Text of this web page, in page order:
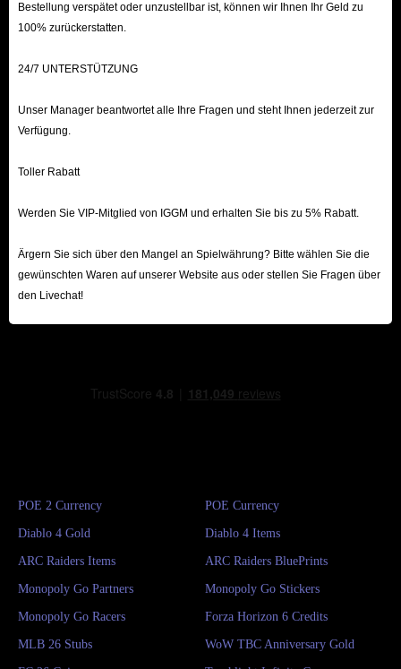
Bestellung verspätet oder unzustellbar ist, können wir Ihnen Ihr Geld zu
100% zurückerstatten.
24/7 UNTERSTÜTZUNG
Unser Manager beantwortet alle Ihre Fragen und steht Ihnen jederzeit zur
Verfügung.
Toller Rabatt
Werden Sie VIP-Mitglied von IGGM und erhalten Sie bis zu 5% Rabatt.
Ärgern Sie sich über den Mangel an Spielwährung? Bitte wählen Sie die
gewünschten Waren auf unserer Website aus oder stellen Sie Fragen über
den Livechat!
POE 2 Currency POE Currency
Diablo 4 Gold Diablo 4 Items
ARC Raiders Items ARC Raiders BluePrints
Monopoly Go Partners Monopoly Go Stickers
Monopoly Go Racers Forza Horizon 6 Credits
MLB 26 Stubs WoW TBC Anniversary Gold